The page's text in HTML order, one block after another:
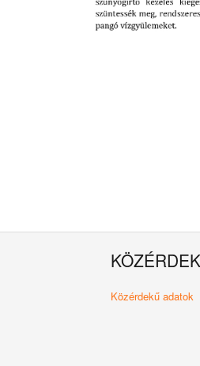
Közérdekű adatok